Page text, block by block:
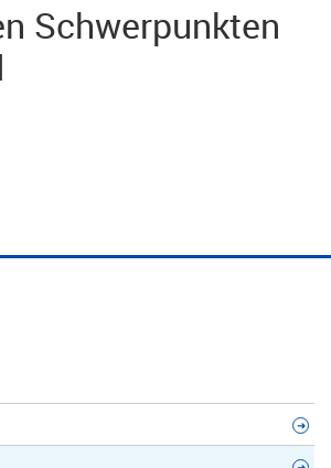
Schwerpunkten